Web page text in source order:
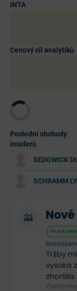
INTA
Cenový cíl analytiků
Poslední obchody
insiderů
SEDGWICK
SCHRAMM
PRÁVĚ
Tržby
vysoká
zhoršila.